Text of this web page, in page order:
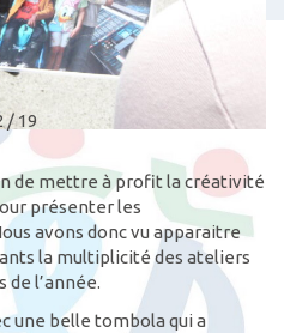
/ 19
de mettre à profit la créativité
présenter les
avons donc vu apparaitre
la multiplicité des ateliers
de l’année.
une belle tombola qui a